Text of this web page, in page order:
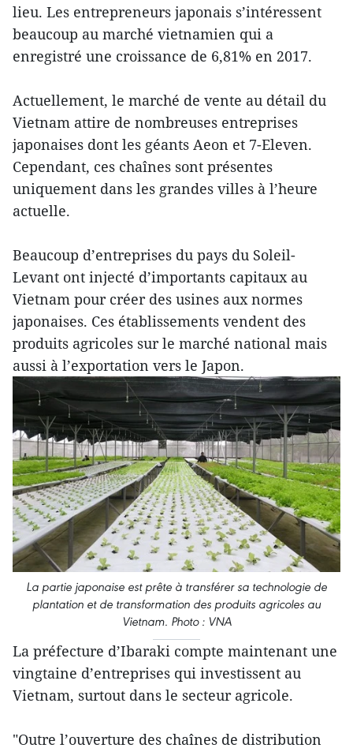
lieu. Les entrepreneurs japonais s’intéressent
beaucoup au marché vietnamien qui a
enregistré une croissance de 6,81% en 2017.
Actuellement, le marché de vente au détail du
Vietnam attire de nombreuses entreprises
japonaises dont les géants Aeon et 7-Eleven.
Cependant, ces chaînes sont présentes
uniquement dans les grandes villes à l’heure
actuelle.
Beaucoup d’entreprises du pays du Soleil-
Levant ont injecté d’importants capitaux au
Vietnam pour créer des usines aux normes
japonaises. Ces établissements vendent des
produits agricoles sur le marché national mais
aussi à l’exportation vers le Japon.
La partie japonaise est prête à transférer sa technologie ​de
plantation et de transformation des produits agricoles au
Vietnam. Photo : VNA
La préfecture d’Ibaraki compte maintenant une
vingtaine d’entreprises qui investissent au
Vietnam, surtout dans le secteur agricole.
"Outre l’ouverture des chaînes de distribution